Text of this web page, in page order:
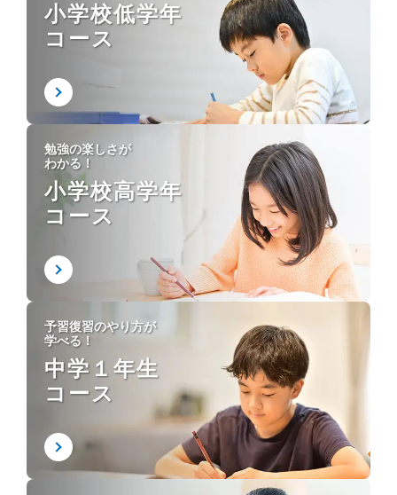
小学校低学年
コース
勉強の楽しさが
わかる！
小学校高学年
コース
予習復習のやり方が
学べる！
中学１年生
コース